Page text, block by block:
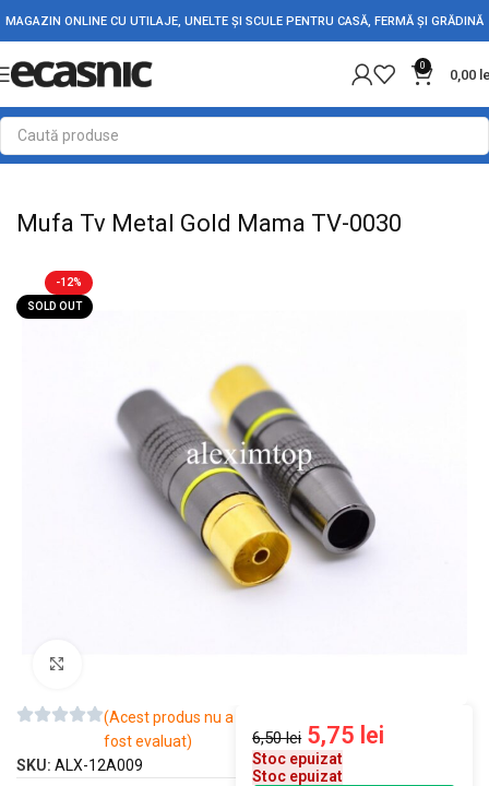
MAGAZIN ONLINE CU UTILAJE, UNELTE ȘI SCULE PENTRU CASĂ, FERMĂ ȘI GRĂDINĂ
0
0,00
Prima pagină Electrice Adaptori Conectori & Mufe
Mufa Tv Metal Gold Mama TV-0030
-12%
SOLD OUT
(Acest produs nu a
fost evaluat)
SKU: ALX-12A009
6,50lei 5,75 lei
Stoc epuizat
Stoc epuizat